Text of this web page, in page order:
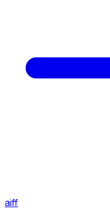
aiff